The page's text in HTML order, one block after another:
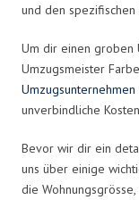
und den
Um dir einen groben
Umzugsmeister
Umzugsunternehmen
unverbindliche
Bevor wir dir ein
uns über einige
die